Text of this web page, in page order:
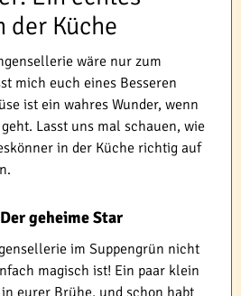
Küche
wäre nur zum
mich euch eines Besseren
ist ein wahres Wunder, wenn
Lasst uns mal schauen, wie
in der Küche richtig auf
geheime Star
im Suppengrün nicht
magisch ist! Ein paar klein
eurer Brühe, und schon habt